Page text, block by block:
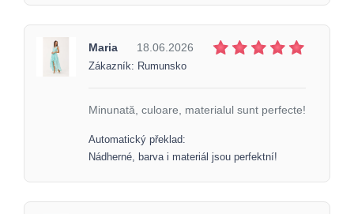
Maria 18.06.2026
Zákazník: Rumunsko
Minunată, culoare, materialul sunt perfecte!
Automatický překlad:
Nádherné, barva i materiál jsou perfektní!